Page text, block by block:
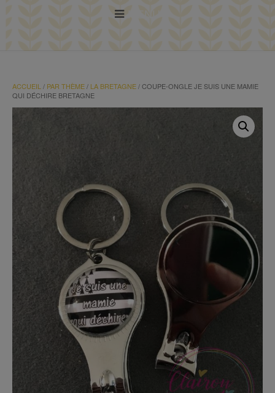
ACCUEIL / PAR THÈME/ LA BRETAGNE/ COUPE-ONGLE JE SUIS UNE MAMIE
QUI DÉCHIRE BRETAGNE